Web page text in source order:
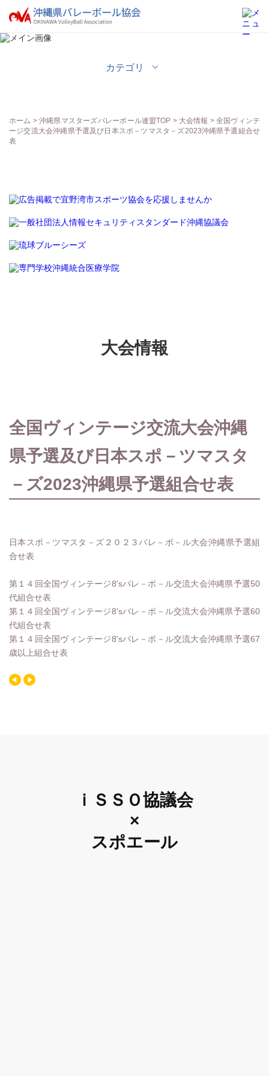
沖縄県マスターズバレーボール連盟
カテゴリ
ホーム >沖縄県マスターズバレーボール連盟TOP > 大会情報 > 全国ヴィンテ
ージ交流大会沖縄県予選及び日本スポ－ツマスタ－ズ2023沖縄県予選組合せ
表
大会情報
全国ヴィンテージ交流大会沖縄
県予選及び日本スポ－ツマスタ
－ズ2023沖縄県予選組合せ表
日本スポ－ツマスタ－ズ２０２３バレ－ボ－ル大会沖縄県予選組
合せ表
第１４回全国ヴィンテージ8'sバレ－ボ－ル交流大会沖縄県予選50
代組合せ表
第１４回全国ヴィンテージ8'sバレ－ボ－ル交流大会沖縄県予選60
代組合せ表
第１４回全国ヴィンテージ8'sバレ－ボ－ル交流大会沖縄県予選67
歳以上組合せ表
ｉＳＳＯ協議会
×
スポエール